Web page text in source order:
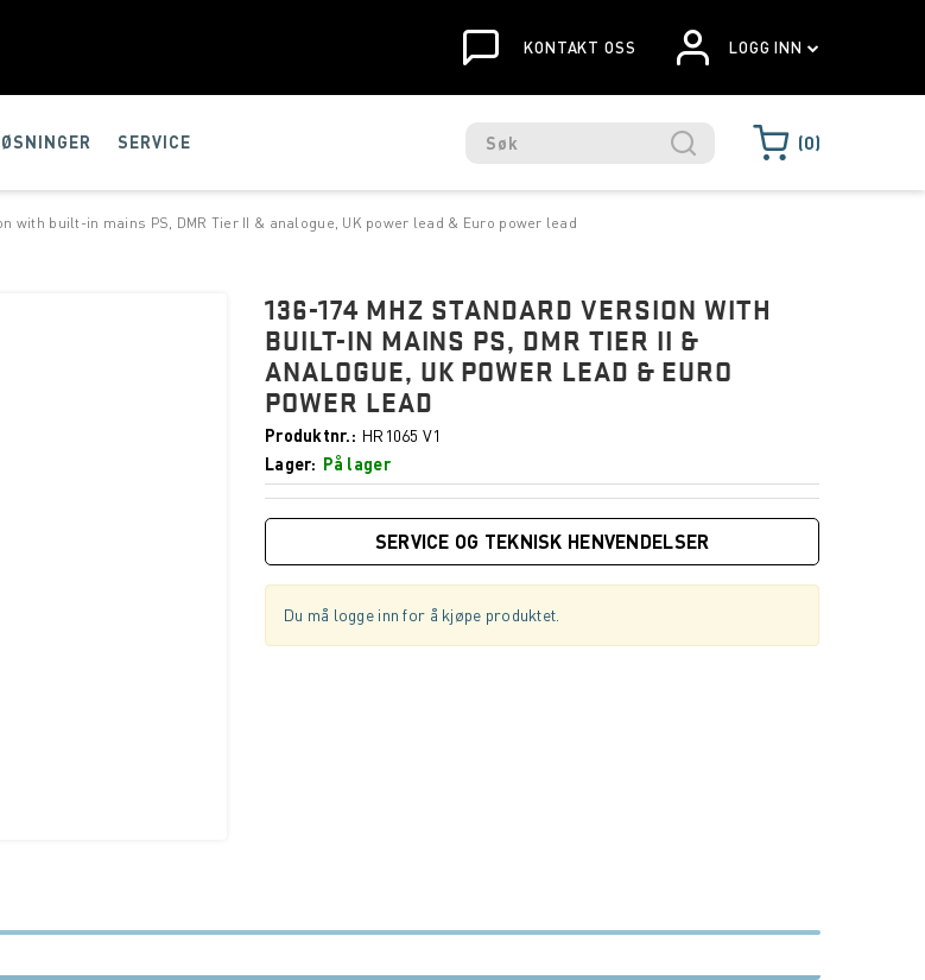
KONTAKT OSS LOGG INN
SERVICE 0
with built-in mains PS, DMR Tier II & analogue, UK power lead & Euro power lead
136-174 MHZ STANDARD VERSION WITH
BUILT-IN MAINS PS, DMR TIER II &
ANALOGUE, UK POWER LEAD & EURO
POWER LEAD
Produktnr.
HR1065 V1
Lager
På lager
SERVICE OG TEKNISK HENVENDELSER
Du må logge inn for å kjøpe produktet.